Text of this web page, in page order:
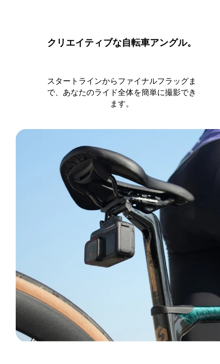
クリエイティブな自転車アングル。
スタートラインからファイナルフラッグま
で、あなたのライド全体を簡単に撮影でき
ます。